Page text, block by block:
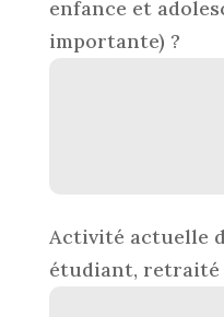
enfance et
importante) ?
Activité actuelle
étudiant, retraité